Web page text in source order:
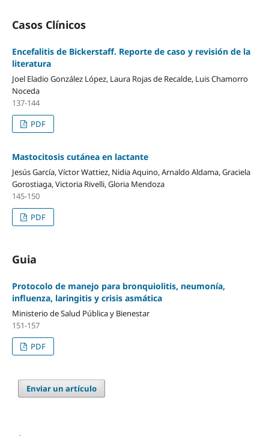
Casos Clínicos
Encefalitis de Bickerstaff. Reporte de caso y revisión de la
literatura
Joel Eladio González López, Laura Rojas de Recalde, Luis Chamorro
Noceda
137-144
PDF
Mastocitosis cutánea en lactante
Jesús García, Víctor Wattiez, Nidia Aquino, Arnaldo Aldama, Graciela
Gorostiaga, Victoria Rivelli, Gloria Mendoza
145-150
PDF
Guia
Protocolo de manejo para bronquiolitis, neumonía,
influenza, laringitis y crisis asmática
Ministerio de Salud Pública y Bienestar
151-157
PDF
Enviar un artículo